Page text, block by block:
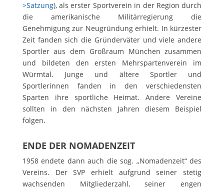
>Satzung), als erster Sportverein in der Region durch
die amerikanische Militärregierung die
Genehmigung zur Neugründung erhielt. In kürzester
Zeit fanden sich die Gründerväter und viele andere
Sportler aus dem Großraum München zusammen
und bildeten den ersten Mehrspartenverein im
Würmtal. Junge und ältere Sportler und
Sportlerinnen fanden in den verschiedensten
Sparten ihre sportliche Heimat. Andere Vereine
sollten in den nächsten Jahren diesem Beispiel
folgen.
ENDE DER NOMADENZEIT
1958 endete dann auch die sog. „Nomadenzeit“ des
Vereins. Der SVP erhielt aufgrund seiner stetig
wachsenden Mitgliederzahl, seiner engen